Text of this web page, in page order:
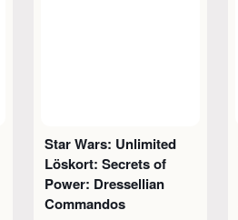
Star Wars: Unlimited
Löskort: Secrets of
Power: Dressellian
Commandos